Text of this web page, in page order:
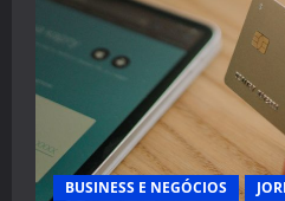
BUSINESS E NEGÓCIOS